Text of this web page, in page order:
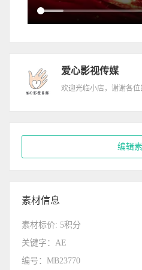
爱心影视传媒
欢迎光临小店，谢谢各位
编辑
素材信息
素材标价: 5积分
关键字：AE
编号：MB23770